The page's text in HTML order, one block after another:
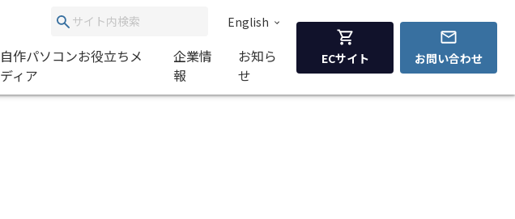
English
自作パソコンお役立ちメ
ディア
企業情
報
お知ら
せ
ECサイト お問い合わせ